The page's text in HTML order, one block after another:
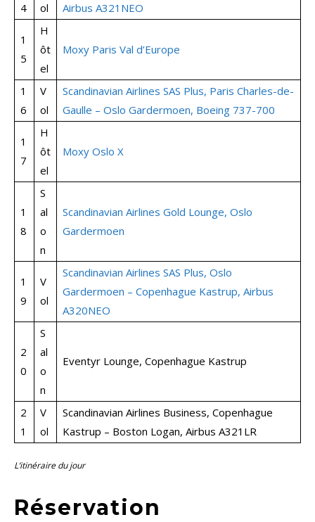
4
ol
Airbus A321NEO
1
5
H
ôt
el
Moxy Paris Val d’Europe
1
6
V
ol
Scandinavian Airlines SAS Plus, Paris Charles-de-
Gaulle – Oslo Gardermoen, Boeing 737-700
1
7
H
ôt
el
Moxy Oslo X
1
8
S
al
o
n
Scandinavian Airlines Gold Lounge, Oslo
Gardermoen
1
9
V
ol
Scandinavian Airlines SAS Plus, Oslo
Gardermoen – Copenhague Kastrup, Airbus
A320NEO
2
0
S
al
o
n
Eventyr Lounge, Copenhague Kastrup
2
1
V
ol
Scandinavian Airlines Business, Copenhague
Kastrup – Boston Logan, Airbus A321LR
L’itinéraire du jour
Réservation